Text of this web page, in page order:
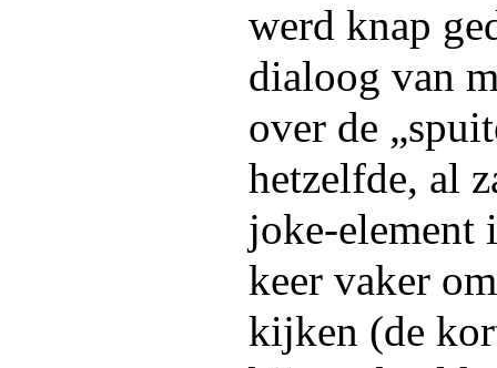
werd knap
dialoog van
over de
hetzelfde, al
joke-element
keer vaker
kijken (de